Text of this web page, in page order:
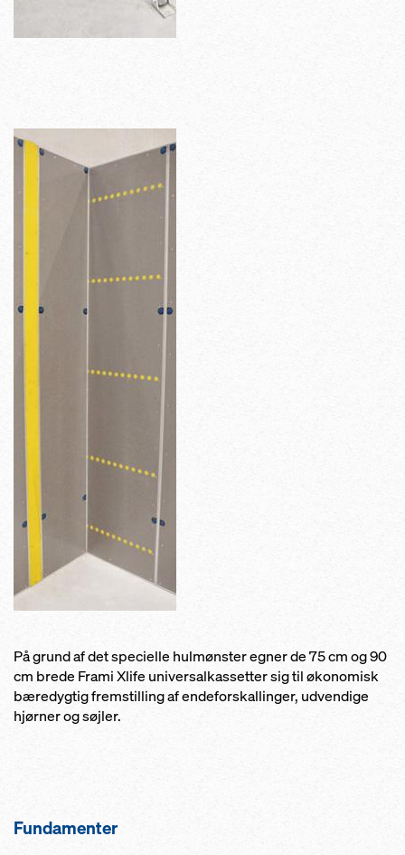
På grund af det specielle hulmønster egner de 75 cm og 90
cm brede Frami Xlife universalkassetter sig til økonomisk
bæredygtig fremstilling af endeforskallinger, udvendige
hjørner og søjler.
Fundamenter